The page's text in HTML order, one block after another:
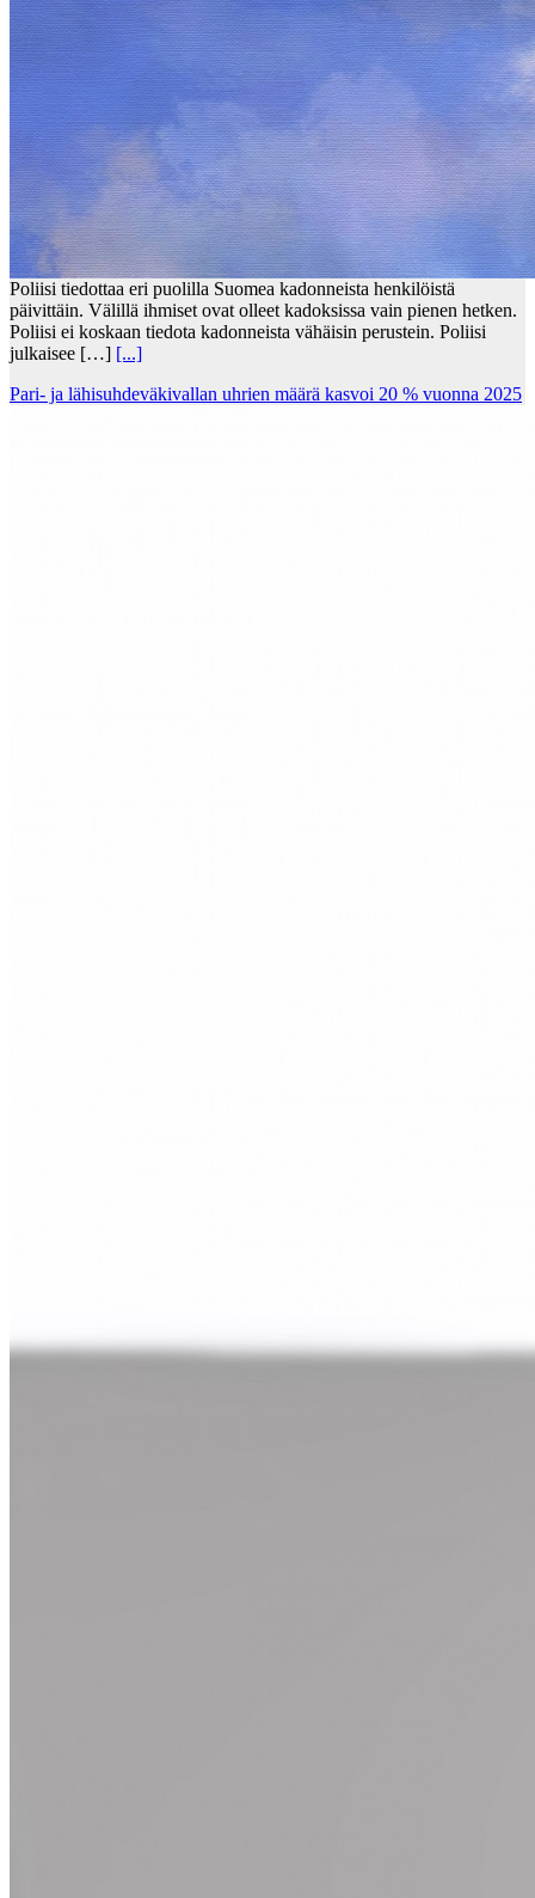
Poliisi tiedottaa eri puolilla Suomea kadonneista henkilöistä
päivittäin. Välillä ihmiset ovat olleet kadoksissa vain pienen hetken.
Poliisi ei koskaan tiedota kadonneista vähäisin perustein. Poliisi
julkaisee […] [...]
Pari- ja lähisuhdeväkivallan uhrien määrä kasvoi 20 % vuonna 2025